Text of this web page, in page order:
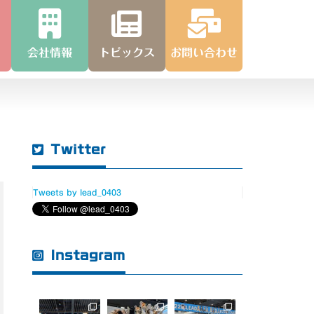
会社情報 トピックス お問い合わせ
Twitter
Tweets by lead_0403
Instagram